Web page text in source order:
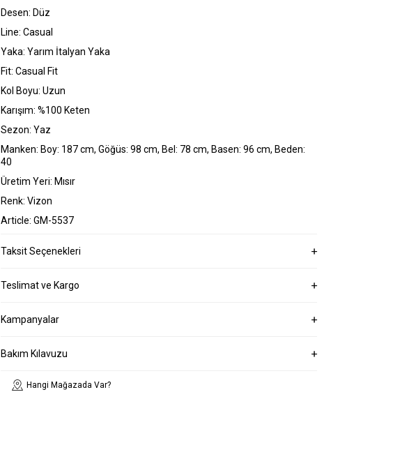
Desen: Düz
Line: Casual
Yaka: Yarım İtalyan Yaka
Fit: Casual Fit
Kol Boyu: Uzun
Karışım: %100 Keten
Sezon: Yaz
Manken: Boy: 187 cm, Göğüs: 98 cm, Bel: 78 cm, Basen: 96 cm, Beden:
40
Üretim Yeri: Mısır
Renk: Vizon
Article: GM-5537
Taksit Seçenekleri
Teslimat ve Kargo
Kampanyalar
Bakım Kılavuzu
Hangi Mağazada Var?